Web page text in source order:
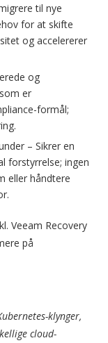
til nye
for at skifte
og accelererer
og
er
formål;
– Sikrer en
forstyrrelse; ingen
eller håndtere
Veeam Recovery
på
klynger,
cloud-